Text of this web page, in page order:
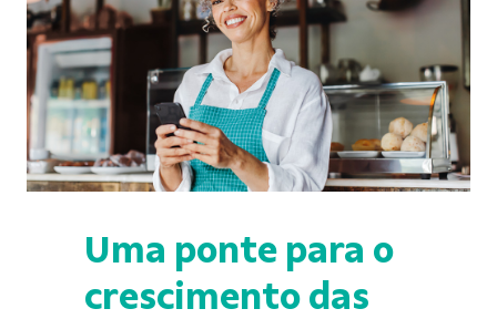
Uma ponte para o
crescimento das